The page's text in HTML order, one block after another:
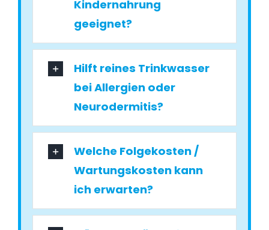
Kindernahrung
geeignet?
Hilft reines Trinkwasser
bei Allergien oder
Neurodermitis?
Welche Folgekosten /
Wartungskosten kann
ich erwarten?